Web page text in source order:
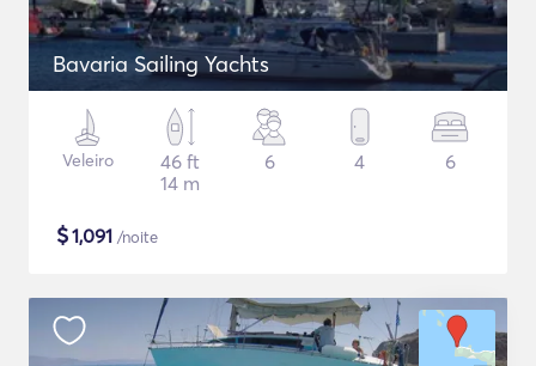
Bavaria Sailing Yachts
Veleiro
46 ft
14 m
6 4 6
$1,091 /noite